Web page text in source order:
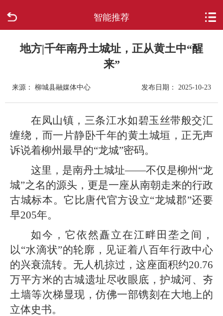
智能推荐
走进柳城
政府信息公开
网上办事
互动回应
数据专题
地方|千年南丹土城址，正从黄土中“醒
来”
来源： 柳城县融媒体中心 发布日期： 2025-10-23
在凤山镇，三条江水如碧玉丝带般交汇
缠绕，而一片静卧千年的黄土城垣，正无声
诉说着柳州最早的“龙城”密码。
这里，是南丹土城址——不仅是柳州“龙
城”之名的源头，更是一座从南朝走来的行政
古城标本。它比唐代官方设立“龙城郡”还要
早205年。
如今，它依然矗立在江畔田垄之间，
以“水滴状”的轮廓，见证着八百年行政中心
的兴衰流转。无人机掠过，这座面积约20.76
万平方米的古城遗址尽收眼底，护城河、夯
土墙等次梯显现，仿佛一部镌刻在大地上的
立体史书。